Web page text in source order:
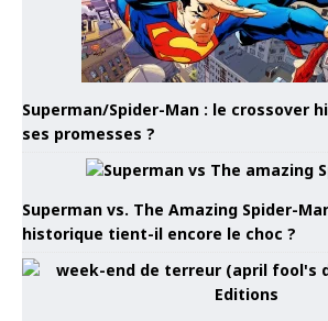
Superman/Spider-Man : le crossover
ses promesses ?
Superman vs. The Amazing Spider-
historique tient-il encore le choc ?